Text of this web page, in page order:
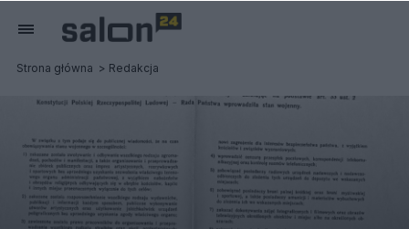
Strona główna Redakcja